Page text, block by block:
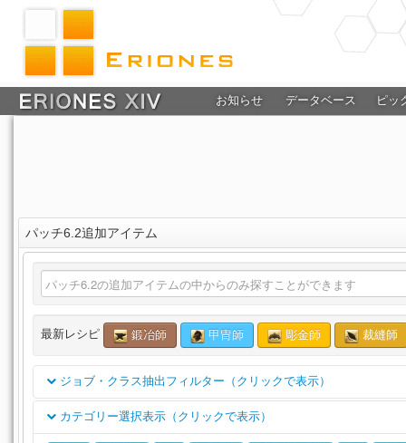
お知らせ データベース ピッ
パッチ6.2追加アイテム
最新レシピ 鍛冶師 甲冑師 彫金師 裁縫師
ジョブ・クラス抽出フィルター（クリックで表示）
クラス
カテゴリー選択表示（クリックで表示）